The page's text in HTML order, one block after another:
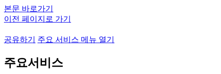
본문 바로가기
이전 페이지로 가기
공유하기 주요 서비스 메뉴 열기
주요서비스